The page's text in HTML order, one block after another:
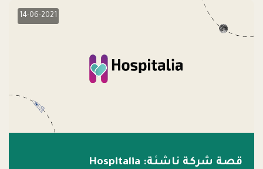
14-06-2021
قصة شركة ناشئة: Hospitalia